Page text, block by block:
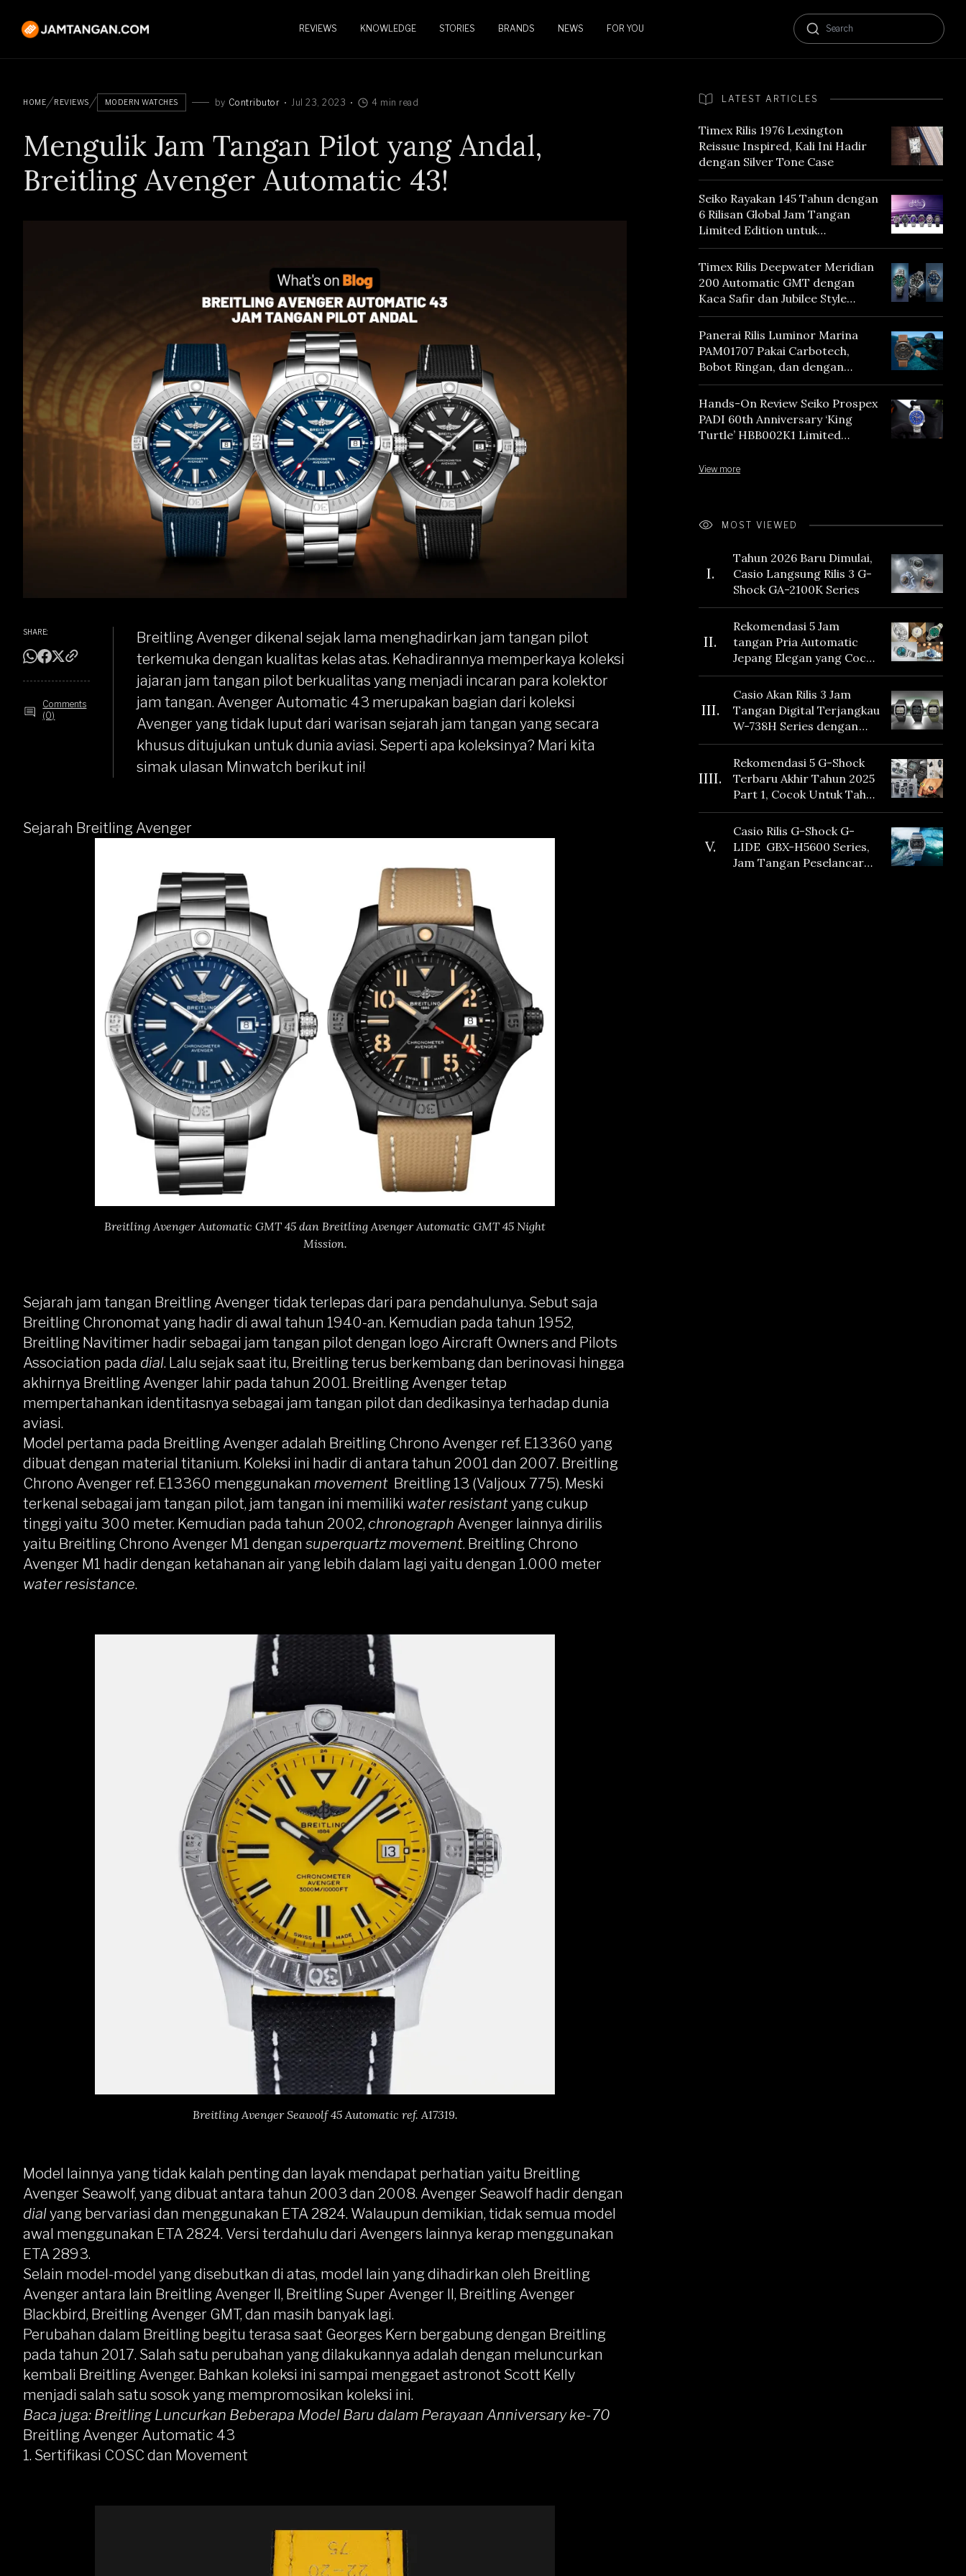
REVIEWS KNOWLEDGE STORIES BRANDS NEWS FOR YOU
HOME REVIEWS MODERN WATCHES by Contributor Jul 23, 2023 4 min read
Mengulik Jam Tangan Pilot yang Andal,
Breitling Avenger Automatic 43!
SHARE:
Comments
(0)
Breitling Avenger dikenal sejak lama menghadirkan jam tangan pilot
terkemuka dengan kualitas kelas atas. Kehadirannya memperkaya koleksi
jajaran jam tangan pilot berkualitas yang menjadi incaran para kolektor
jam tangan. Avenger Automatic 43 merupakan bagian dari koleksi
Avenger yang tidak luput dari warisan sejarah jam tangan yang secara
khusus ditujukan untuk dunia aviasi. Seperti apa koleksinya? Mari kita
simak ulasan Minwatch berikut ini!
Sejarah Breitling Avenger
Breitling Avenger Automatic GMT 45 dan Breitling Avenger Automatic GMT 45 Night
Mission.
Sejarah jam tangan Breitling Avenger tidak terlepas dari para pendahulunya. Sebut saja
Breitling Chronomat yang hadir di awal tahun 1940-an. Kemudian pada tahun 1952,
Breitling Navitimer hadir sebagai jam tangan pilot dengan logo Aircraft Owners and Pilots
Association pada dial. Lalu sejak saat itu, Breitling terus berkembang dan berinovasi hingga
akhirnya Breitling Avenger lahir pada tahun 2001. Breitling Avenger tetap
mempertahankan identitasnya sebagai jam tangan pilot dan dedikasinya terhadap dunia
aviasi.
Model pertama pada Breitling Avenger adalah Breitling Chrono Avenger ref. E13360 yang
dibuat dengan material titanium. Koleksi ini hadir di antara tahun 2001 dan 2007. Breitling
Chrono Avenger ref. E13360 menggunakan movement Breitling 13 (Valjoux 775). Meski
terkenal sebagai jam tangan pilot, jam tangan ini memiliki water resistantyang cukup
tinggi yaitu 300 meter. Kemudian pada tahun 2002, chronograph Avenger lainnya dirilis
yaitu Breitling Chrono Avenger M1 dengan superquartz movement. Breitling Chrono
Avenger M1 hadir dengan ketahanan air yang lebih dalam lagi yaitu dengan 1.000 meter
water resistance.
Breitling Avenger Seawolf 45 Automatic ref. A17319.
Model lainnya yang tidak kalah penting dan layak mendapat perhatian yaitu Breitling
Avenger Seawolf, yang dibuat antara tahun 2003 dan 2008. Avenger Seawolf hadir dengan
dialyang bervariasi dan menggunakan ETA 2824. Walaupun demikian, tidak semua model
awal menggunakan ETA 2824. Versi terdahulu dari Avengers lainnya kerap menggunakan
ETA 2893.
Selain model-model yang disebutkan di atas, model lain yang dihadirkan oleh Breitling
Avenger antara lain Breitling Avenger II, Breitling Super Avenger II, Breitling Avenger
Blackbird, Breitling Avenger GMT, dan masih banyak lagi.
Perubahan dalam Breitling begitu terasa saat Georges Kern bergabung dengan Breitling
pada tahun 2017. Salah satu perubahan yang dilakukannya adalah dengan meluncurkan
kembali Breitling Avenger. Bahkan koleksi ini sampai menggaet astronot Scott Kelly
menjadi salah satu sosok yang mempromosikan koleksi ini.
Baca juga: Breitling Luncurkan Beberapa Model Baru dalam Perayaan Anniversary ke-70
Breitling Avenger Automatic 43
1. Sertifikasi COSC dan Movement
LATEST ARTICLES
Timex Rilis 1976 Lexington
Reissue Inspired, Kali Ini Hadir
dengan Silver Tone Case
Seiko Rayakan 145 Tahun dengan
6 Rilisan Global Jam Tangan
Limited Edition untuk
Menghormati Edo Purple,
Warna yang Mencerminkan
Warisan Tokyo
Timex Rilis Deepwater Meridian
200 Automatic GMT dengan
Kaca Safir dan Jubilee Style
Bracelet
Panerai Rilis Luminor Marina
PAM01707 Pakai Carbotech,
Bobot Ringan, dan dengan
Vintage Vibes
Hands-On Review Seiko Prospex
PADI 60th Anniversary ‘King
Turtle’ HBB002K1 Limited
View more
MOST VIEWED
I.
Tahun 2026 Baru Dimulai,
Casio Langsung Rilis 3 G-
Shock GA-2100K Series
II.
Rekomendasi 5 Jam
tangan Pria Automatic
Jepang Elegan yang Cocok
Dikoleksi di 2026
III.
Casio Akan Rilis 3 Jam
Tangan Digital Terjangkau
W-738H Series dengan
Masa Baterai 10 Tahun
dan Fitur Vibration
IIII.
Rekomendasi 5 G-Shock
Terbaru Akhir Tahun 2025
Part 1, Cocok Untuk Tahun
Baru!
V.
Casio Rilis G-Shock G-
LIDE GBX-H5600 Series,
Jam Tangan Peselancar